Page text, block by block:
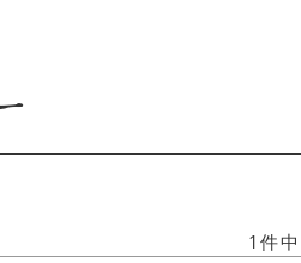
1件中